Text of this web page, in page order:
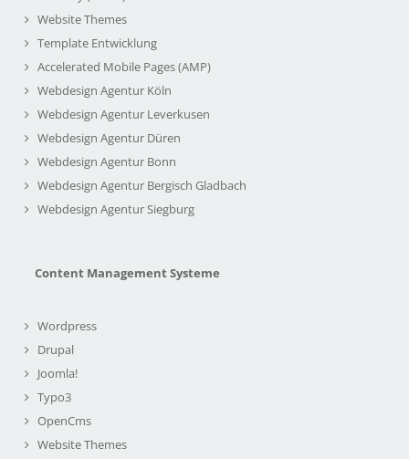
Website Themes
Template Entwicklung
Accelerated Mobile Pages (AMP)
Webdesign Agentur Köln
Webdesign Agentur Leverkusen
Webdesign Agentur Düren
Webdesign Agentur Bonn
Webdesign Agentur Bergisch Gladbach
Webdesign Agentur Siegburg
Content Management Systeme
Wordpress
Drupal
Joomla!
Typo3
OpenCms
Website Themes